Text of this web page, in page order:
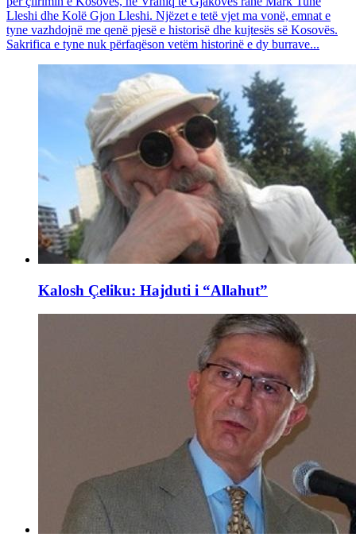
Lleshi dhe Kolë Gjon Lleshi. Njëzet e tetë vjet ma vonë, emnat e
tyne vazhdojnë me qenë pjesë e historisë dhe kujtesës së Kosovës.
Sakrifica e tyne nuk përfaqëson vetëm historinë e dy burrave...
Kalosh Çeliku: Hajduti i “Allahut”